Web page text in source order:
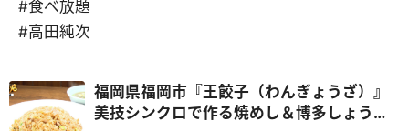
#食べ放題
#高田純次
福岡県福岡市『王餃子（わんぎょうざ）』
美技シンクロで作る焼めし＆博多しょうゆ